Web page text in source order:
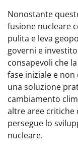
Nonostante
fusione nucleare
pulita e leva
governi e
consapevoli che
fase iniziale e
una soluzione
cambiamento
altre aree critiche
persegue lo
nucleare.